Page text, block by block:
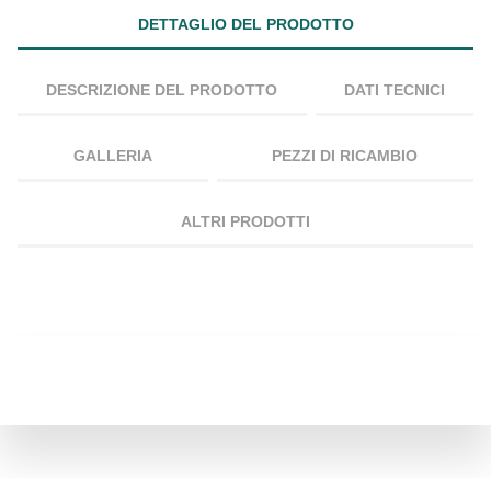
DETTAGLIO DEL PRODOTTO
DESCRIZIONE DEL PRODOTTO DATI TECNICI
GALLERIA PEZZI DI RICAMBIO
ALTRI PRODOTTI